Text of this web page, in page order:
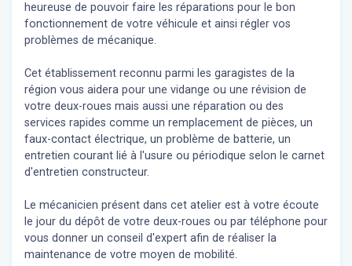
heureuse de pouvoir faire les réparations pour le bon
fonctionnement de votre véhicule et ainsi régler vos
problèmes de mécanique.
Cet établissement reconnu parmi les garagistes de la
région vous aidera pour une vidange ou une révision de
votre deux-roues mais aussi une réparation ou des
services rapides comme un remplacement de pièces, un
faux-contact électrique, un problème de batterie, un
entretien courant lié à l'usure ou périodique selon le carnet
d'entretien constructeur.
Le mécanicien présent dans cet atelier est à votre écoute
le jour du dépôt de votre deux-roues ou par téléphone pour
vous donner un conseil d'expert afin de réaliser la
maintenance de votre moyen de mobilité.